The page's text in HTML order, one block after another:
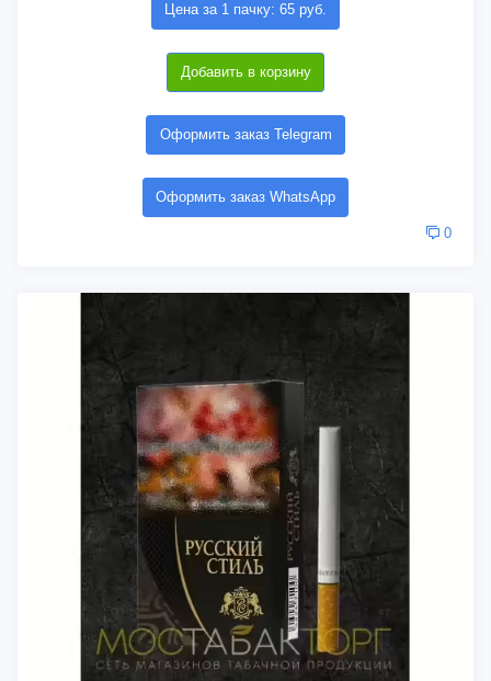
Цена за 1 пачку: 65 руб.
Добавить в корзину
Оформить заказ Telegram
Оформить заказ WhatsApp
0